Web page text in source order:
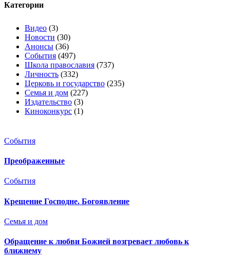
Категории
Видео (3)
Новости (30)
Анонсы (36)
События (497)
Школа православия (737)
Личность (332)
Церковь и государство (235)
Семья и дом (227)
Издательство (3)
Киноконкурс (1)
События
Преображенные
События
Крещение Господне. Богоявление
Семья и дом
Обращение к любви Божией возгревает любовь к
ближнему